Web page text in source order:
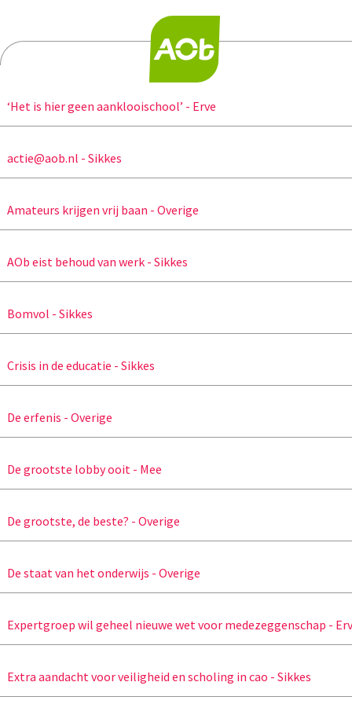
‘Het is hier geen aanklooischool’ - Erve
actie@aob.nl - Sikkes
Amateurs krijgen vrij baan - Overige
AOb eist behoud van werk - Sikkes
Bomvol - Sikkes
Crisis in de educatie - Sikkes
De erfenis - Overige
De grootste lobby ooit - Mee
De grootste, de beste? - Overige
De staat van het onderwijs - Overige
Expertgroep wil geheel nieuwe wet voor medezeggenschap -
Extra aandacht voor veiligheid en scholing in cao - Sikkes